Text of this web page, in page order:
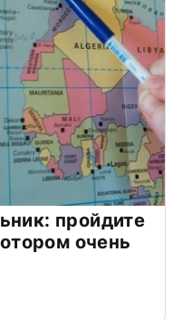
пройдите
очень